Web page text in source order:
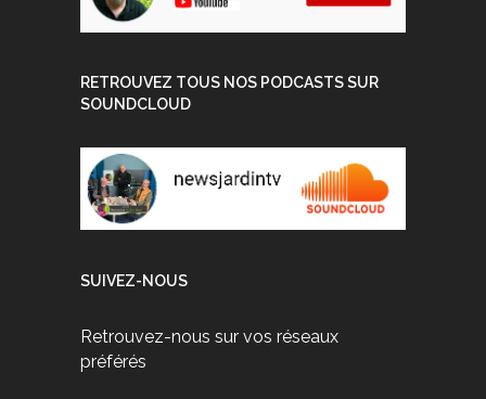
RETROUVEZ TOUS NOS PODCASTS SUR
SOUNDCLOUD
SUIVEZ-NOUS
Retrouvez-nous sur vos réseaux
préférés